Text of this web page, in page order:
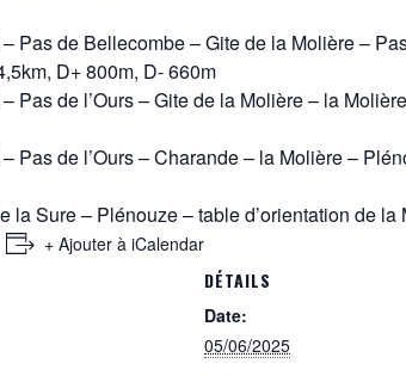
Pas de Bellecombe – Gite de la Molière –
D+ 800m, D- 660m
Pas de l’Ours – Gite de la Molière – la
Pas de l’Ours – Charande – la Molière –
la Sure – Plénouze – table d’orientation de la
+ Ajouter à iCalendar
DÉTAILS
Date:
05/06/2025